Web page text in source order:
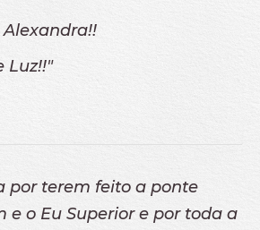
Luz!!"
por terem feito a ponte
e o Eu Superior e por toda a